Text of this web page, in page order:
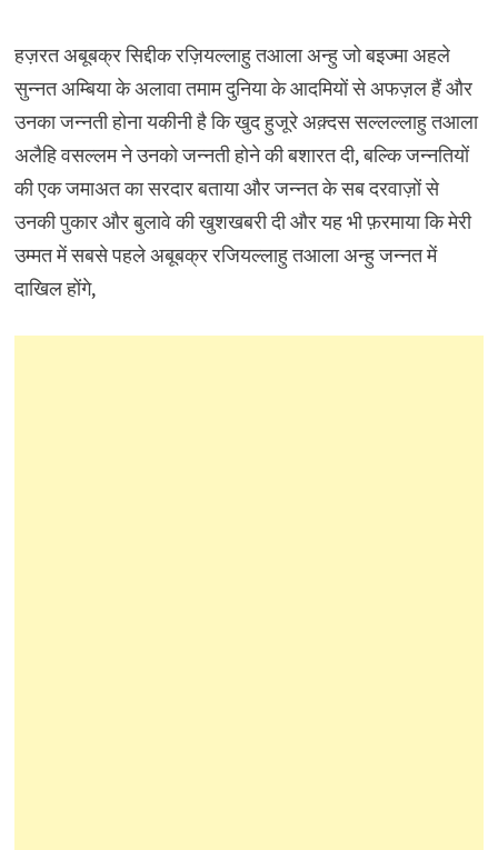
हज़रत अबूबक्र सिद्दीक रज़ियल्लाहु तआला अन्हु जो बइज्मा अहले
सुन्नत अम्बिया के अलावा तमाम दुनिया के आदमियों से अफज़ल हैं और
उनका जन्नती होना यकीनी है कि खुद हुजूरे अक़्दस सल्लल्लाहु तआला
अलैहि वसल्लम ने उनको जन्नती होने की बशारत दी, बल्कि जन्नतियों
की एक जमाअत का सरदार बताया और जन्नत के सब दरवाज़ों से
उनकी पुकार और बुलावे की खुशखबरी दी और यह भी फ़रमाया कि मेरी
उम्मत में सबसे पहले अबूबक्र रजियल्लाहु तआला अन्हु जन्नत में
दाखिल होंगे,